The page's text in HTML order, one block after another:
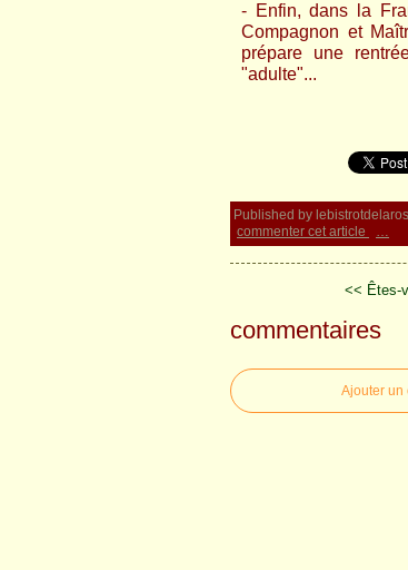
- Enfin, dans la
Compagnon et
prépare une
"adulte"...
Published by
commenter cet article
…
<< Êtes-
commentaires
Ajouter un